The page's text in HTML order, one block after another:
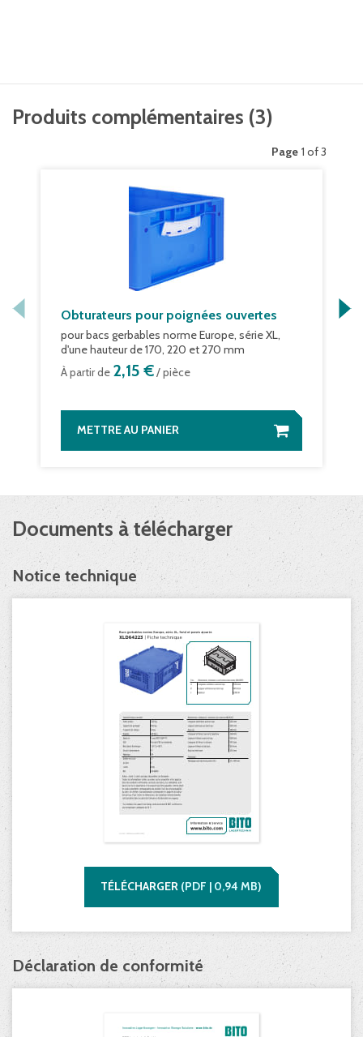
Produits complémentaires (3)
Page 1 of 3
Obturateurs pour poignées ouvertes
pour bacs gerbables norme Europe, série XL,
d'une hauteur de 170, 220 et 270 mm
À partir de 2,15 €/ pièce
METTRE AU PANIER
Documents à télécharger
Notice technique
TÉLÉCHARGER (PDF | 0,94 MB)
Déclaration de conformité